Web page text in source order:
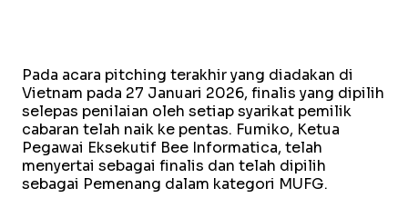
Pada acara pitching terakhir yang diadakan di
Vietnam pada 27 Januari 2026, finalis yang dipilih
selepas penilaian oleh setiap syarikat pemilik
cabaran telah naik ke pentas. Fumiko, Ketua
Pegawai Eksekutif Bee Informatica, telah
menyertai sebagai finalis dan telah dipilih
sebagai Pemenang dalam kategori MUFG.